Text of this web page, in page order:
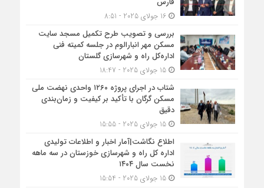
16 جولای 2025 - 8:51
بررسی و تصویب طرح تکمیل مسجد سایت
مسکن مهر انبارالوم در جلسه کمیته فنی
اداره‌کل راه و شهرسازی گلستان
15 جولای 2025 - 18:47
شتاب در اجرای پروژه ۱۲۶۰ واحدی نهضت ملی
مسکن گرگان با تأکید بر کیفیت و زمان‌بندی
دقیق
15 جولای 2025 - 15:55
اطلاع نگاشت|آمار اخبار و اطلاعات تولیدی
اداره کل راه و شهرسازی خوزستان در سه ماهه
نخست سال ۱۴۰۴
15 جولای 2025 - 15:54